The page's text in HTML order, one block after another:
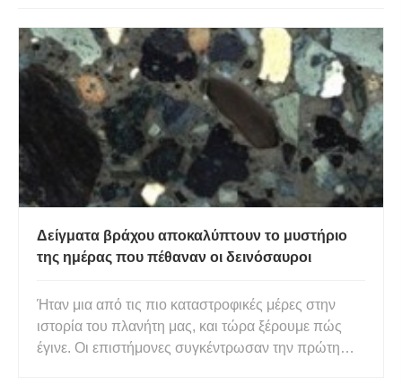
Δείγματα βράχου αποκαλύπτουν το μυστήριο
της ημέρας που πέθαναν οι δεινόσαυροι
Ήταν μια από τις πιο καταστροφικές μέρες στην
ιστορία του πλανήτη μας, και τώρα ξέρουμε πώς
έγινε. Οι επιστήμονες συγκέντρωσαν την πρώτη